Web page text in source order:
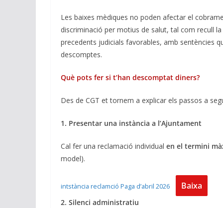
Les baixes mèdiques no poden afectar el
discriminació per motius de salut, tal com recull la
precedents judicials favorables, amb sentències
descomptes.
Què pots fer si t’han descomptat diners?
Des de CGT et tornem a explicar els passos a
1. Presentar una instància a l’Ajuntament
Cal fer una reclamació individual en el termini
model).
intstància reclamció Paga d’abril 2026 Baixa
2. Silenci administratiu